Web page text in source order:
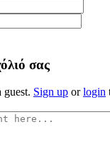
σας
guest. Sign up orlogin